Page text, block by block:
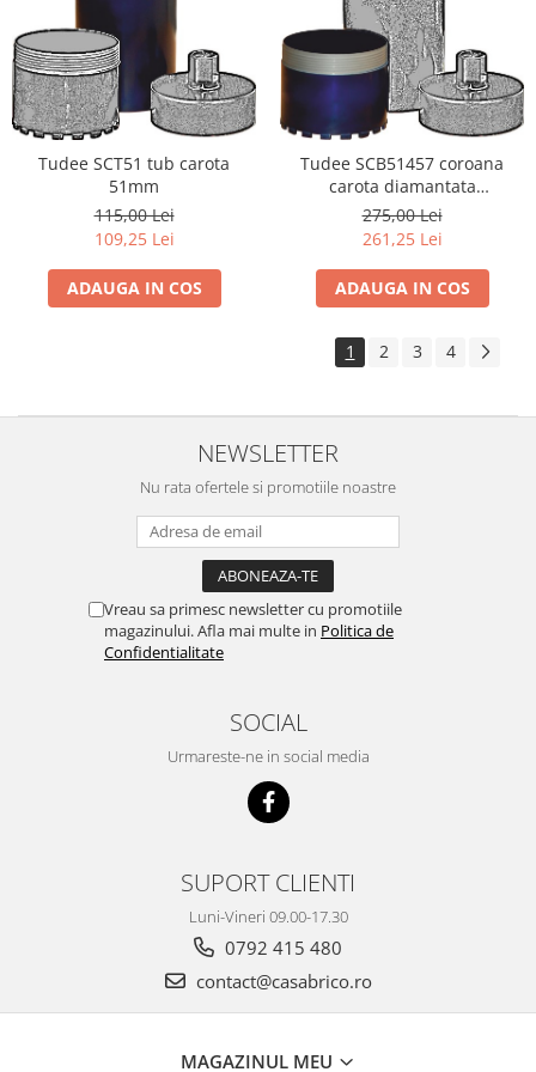
Tudee SCT51 tub carota
51mm
115,00 Lei
109,25 Lei
ADAUGA IN COS
Tudee SCB51457 coroana
carota diamantata
51x4.5x7mm
275,00 Lei
261,25 Lei
ADAUGA IN COS
1 2 3 4
NEWSLETTER
Nu rata ofertele si promotiile noastre
Vreau sa primesc newsletter cu promotiile
magazinului. Afla mai multe in Politica de
Confidentialitate
SOCIAL
Urmareste-ne in social media
SUPORT CLIENTI
Luni-Vineri 09.00-17.30
0792 415 480
contact@casabrico.ro
MAGAZINUL MEU